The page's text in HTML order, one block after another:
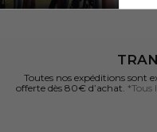
Toutes nos expéditions sont
offerte dès 80€ d’achat. *Tous